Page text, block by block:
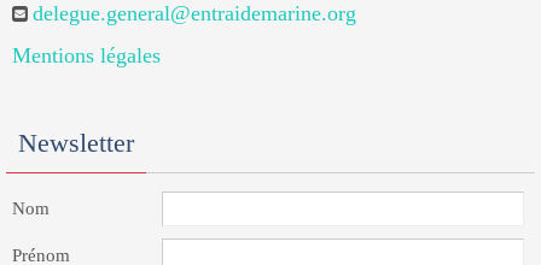
delegue.general@entraidemarine.org
Mentions légales
Newsletter
Nom
Prénom